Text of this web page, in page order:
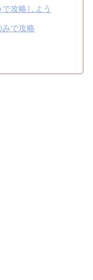
攻略しよう
で攻略